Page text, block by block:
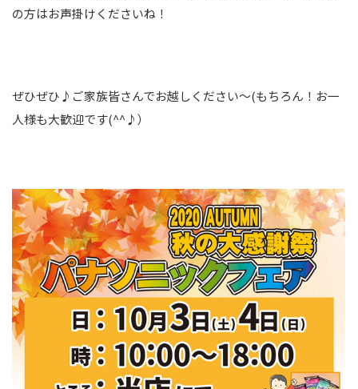
の方はお声掛けくださいね！
ぜひぜひ♪ご家族皆さんでお越しください～(もちろん！お一
人様も大歓迎です(^^♪）